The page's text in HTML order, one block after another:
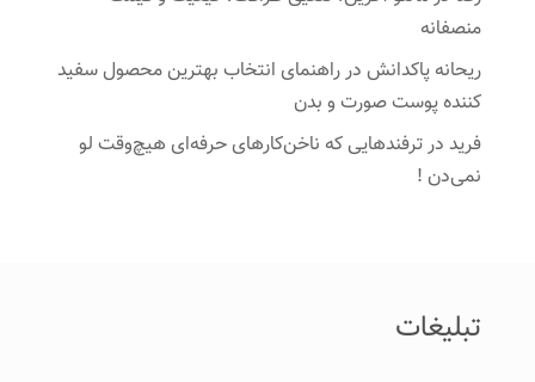
منصفانه
ریحانه پاکدانشدرراهنمای انتخاب بهترین محصول سفید
کننده پوست صورت و بدن
فریددرترفندهایی که ناخن‌کارهای حرفه‌ای هیچ‌وقت لو
نمی‌دن !
تبلیغات